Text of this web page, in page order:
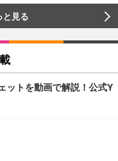
と見る
ットを動画で解説！公式Y